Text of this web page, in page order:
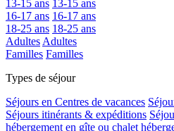
13-15 ans 13-15 ans
16-17 ans 16-17 ans
18-25 ans 18-25 ans
Adultes Adultes
Familles Familles
Types de séjour
Séjours en Centres de vacances
Séjours itinérants & expéditions
hébergement en gîte ou chalet